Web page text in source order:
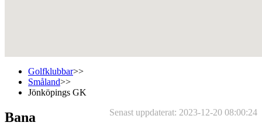
Golfklubbar>>
Småland>>
Jönköpings GK
Senast uppdaterat: 2023-12-20 08:00:24
Bana